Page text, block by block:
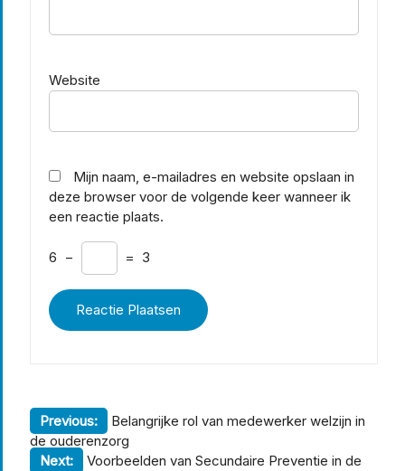
Website
Mijn naam, e-mailadres en website opslaan in
deze browser voor de volgende keer wanneer ik
een reactie plaats.
6 − = 3
Berichtnavigatie
Previous:
Belangrijke rol van medewerker welzijn in
de ouderenzorg
Next:
Voorbeelden van Secundaire Preventie in de